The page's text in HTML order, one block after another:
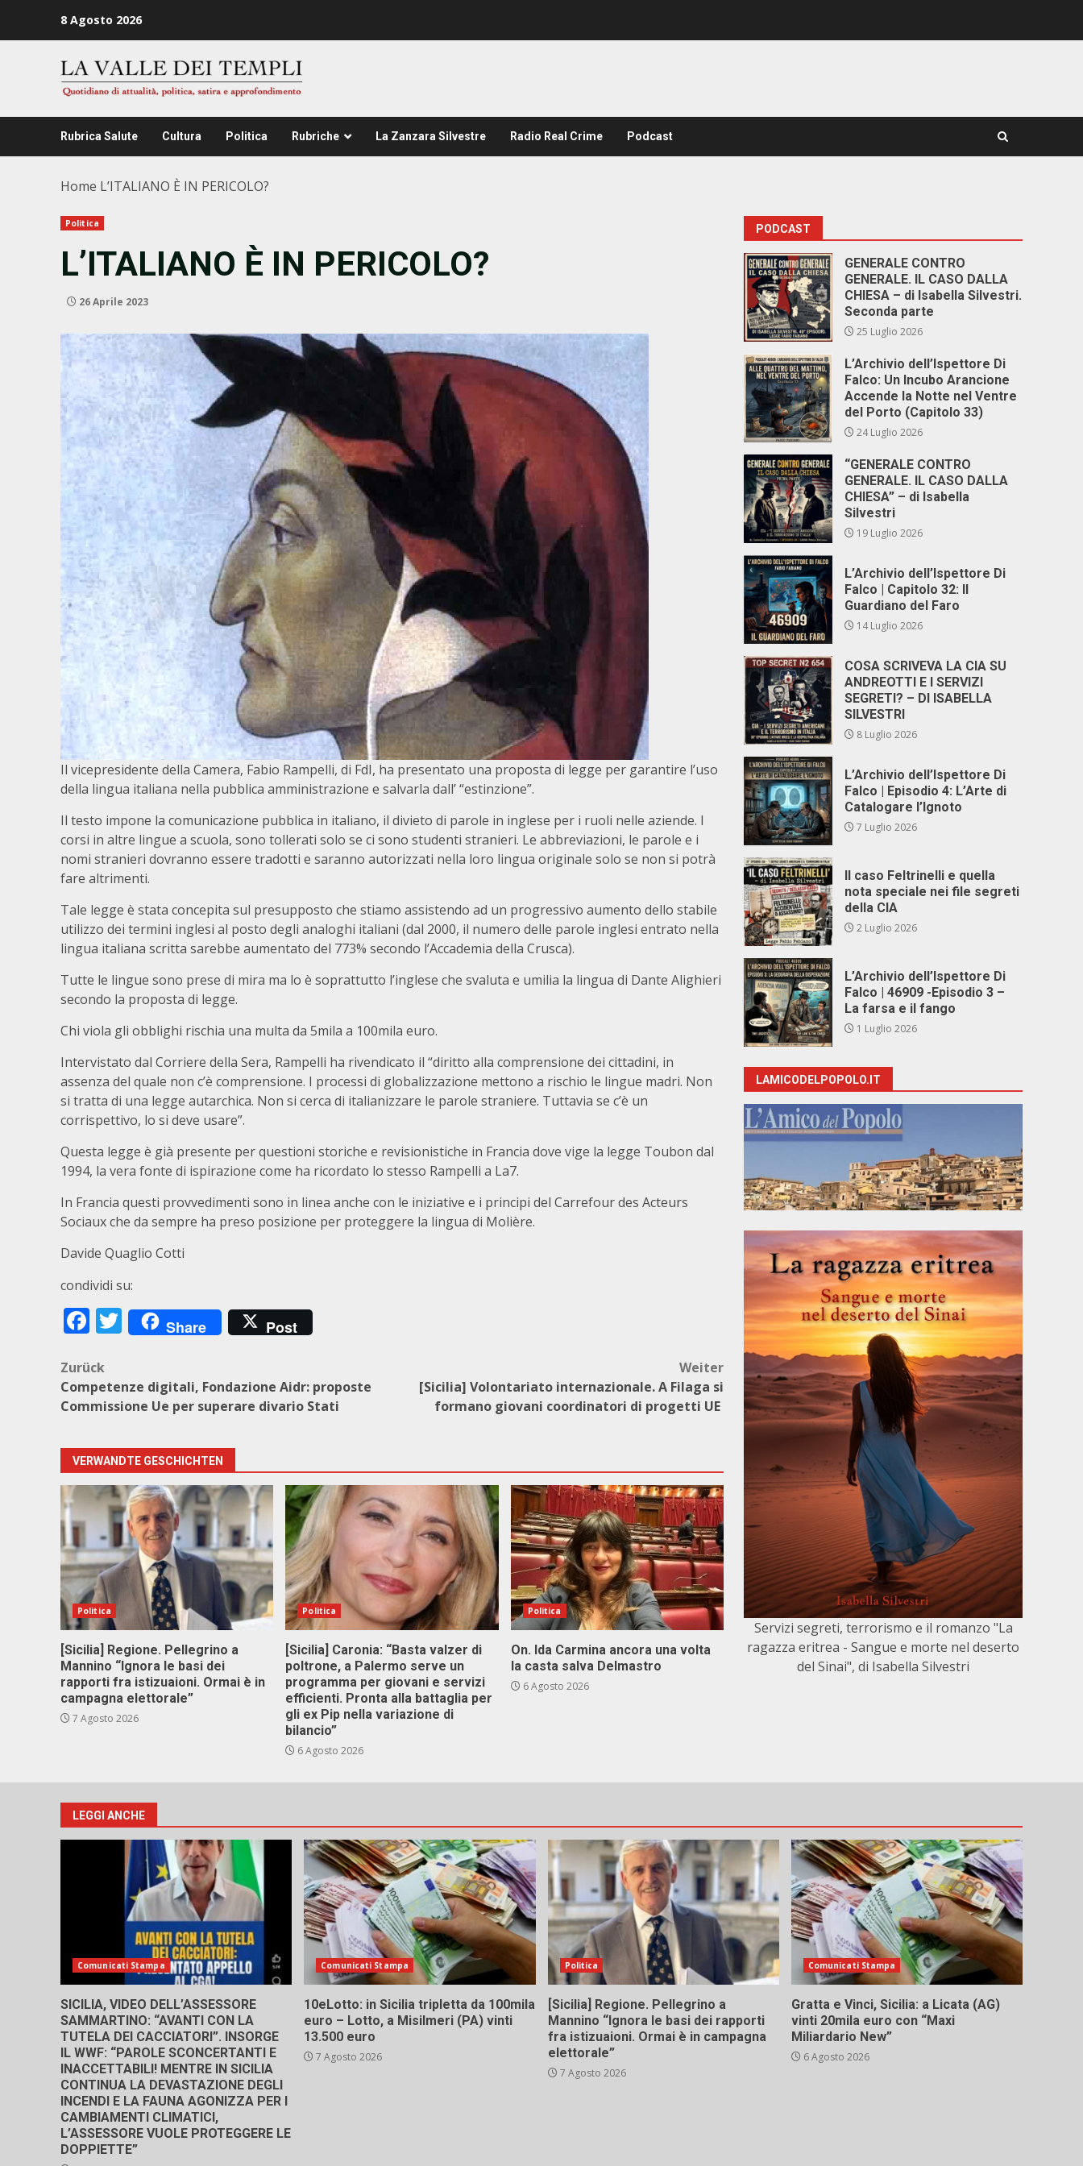
8 Agosto 2026
Rubrica Salute Cultura Politica Rubriche La Zanzara Silvestre Radio Real Crime Podcast
Home L’ITALIANO È IN PERICOLO?
Politica
L’ITALIANO È IN PERICOLO?
26 Aprile 2023
Il vicepresidente della Camera, Fabio Rampelli, di FdI, ha presentato una proposta di legge per garantire l’uso
della lingua italiana nella pubblica amministrazione e salvarla dall’ “estinzione”.
Il testo impone la comunicazione pubblica in italiano, il divieto di parole in inglese per i ruoli nelle aziende. I
corsi in altre lingue a scuola, sono tollerati solo se ci sono studenti stranieri. Le abbreviazioni, le parole e i
nomi stranieri dovranno essere tradotti e saranno autorizzati nella loro lingua originale solo se non si potrà
fare altrimenti.
Tale legge è stata concepita sul presupposto che stiamo assistendo ad un progressivo aumento dello stabile
utilizzo dei termini inglesi al posto degli analoghi italiani (dal 2000, il numero delle parole inglesi entrato nella
lingua italiana scritta sarebbe aumentato del 773% secondo l’Accademia della Crusca).
Tutte le lingue sono prese di mira ma lo è soprattutto l’inglese che svaluta e umilia la lingua di Dante Alighieri
secondo la proposta di legge.
Chi viola gli obblighi rischia una multa da 5mila a 100mila euro.
Intervistato dal Corriere della Sera, Rampelli ha rivendicato il “diritto alla comprensione dei cittadini, in
assenza del quale non c’è comprensione. I processi di globalizzazione mettono a rischio le lingue madri. Non
si tratta di una legge autarchica. Non si cerca di italianizzare le parole straniere. Tuttavia se c’è un
corrispettivo, lo si deve usare”.
Questa legge è già presente per questioni storiche e revisionistiche in Francia dove vige la legge Toubon dal
1994, la vera fonte di ispirazione come ha ricordato lo stesso Rampelli a La7.
In Francia questi provvedimenti sono in linea anche con le iniziative e i principi del Carrefour des Acteurs
Sociaux che da sempre ha preso posizione per proteggere la lingua di Molière.
Davide Quaglio Cotti
condividi su:
Facebook
Twitter
Share Post
Beitragsnavigation
Zurück
Competenze digitali, Fondazione Aidr: proposte
Commissione Ue per superare divario Stati
Weiter
[Sicilia] Volontariato internazionale. A Filaga si
formano giovani coordinatori di progetti UE
VERWANDTE GESCHICHTEN
Politica
[Sicilia] Regione. Pellegrino a
Mannino “Ignora le basi dei
rapporti fra istizuaioni. Ormai è in
campagna elettorale”
7 Agosto 2026
Politica
[Sicilia] Caronia: “Basta valzer di
poltrone, a Palermo serve un
programma per giovani e servizi
efficienti. Pronta alla battaglia per
gli ex Pip nella variazione di
bilancio”
6 Agosto 2026
Politica
On. Ida Carmina ancora una volta
la casta salva Delmastro
6 Agosto 2026
PODCAST
GENERALE CONTRO
GENERALE. IL CASO DALLA
CHIESA – di Isabella Silvestri.
Seconda parte
25 Luglio 2026
L’Archivio dell’Ispettore Di
Falco: Un Incubo Arancione
Accende la Notte nel Ventre
del Porto (Capitolo 33)
24 Luglio 2026
“GENERALE CONTRO
GENERALE. IL CASO DALLA
CHIESA” – di Isabella
Silvestri
19 Luglio 2026
L’Archivio dell’Ispettore Di
Falco | Capitolo 32: Il
Guardiano del Faro
14 Luglio 2026
COSA SCRIVEVA LA CIA SU
ANDREOTTI E I SERVIZI
SEGRETI? – DI ISABELLA
SILVESTRI
8 Luglio 2026
L’Archivio dell’Ispettore Di
Falco | Episodio 4: L’Arte di
Catalogare l’Ignoto
7 Luglio 2026
Il caso Feltrinelli e quella
nota speciale nei file segreti
della CIA
2 Luglio 2026
L’Archivio dell’Ispettore Di
Falco | 46909 -Episodio 3 –
La farsa e il fango
1 Luglio 2026
LAMICODELPOPOLO.IT
Servizi segreti, terrorismo e il romanzo "La
ragazza eritrea - Sangue e morte nel deserto
del Sinai", di Isabella Silvestri
LEGGI ANCHE
Comunicati Stampa
SICILIA, VIDEO DELL’ASSESSORE
SAMMARTINO: “AVANTI CON LA
TUTELA DEI CACCIATORI”. INSORGE
IL WWF: “PAROLE SCONCERTANTI E
INACCETTABILI! MENTRE IN SICILIA
CONTINUA LA DEVASTAZIONE DEGLI
INCENDI E LA FAUNA AGONIZZA PER I
CAMBIAMENTI CLIMATICI,
L’ASSESSORE VUOLE PROTEGGERE LE
DOPPIETTE”
Comunicati Stampa
10eLotto: in Sicilia tripletta da 100mila
euro – Lotto, a Misilmeri (PA) vinti
13.500 euro
7 Agosto 2026
Politica
[Sicilia] Regione. Pellegrino a
Mannino “Ignora le basi dei rapporti
fra istizuaioni. Ormai è in campagna
elettorale”
7 Agosto 2026
Comunicati Stampa
Gratta e Vinci, Sicilia: a Licata (AG)
vinti 20mila euro con “Maxi
Miliardario New”
6 Agosto 2026